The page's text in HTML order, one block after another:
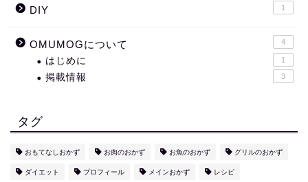
DIY 1
OMUMOGについて 4
はじめに 1
掲載情報 3
タグ
おもてなしおかず お肉のおかず お魚のおかず グリルのおかず
ダイエット プロフィール メインおかず レシピ